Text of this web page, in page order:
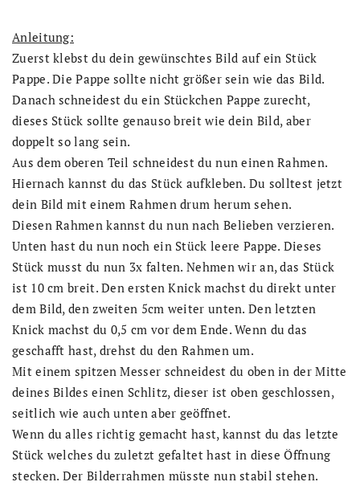
Anleitung:
Zuerst klebst du dein gewünschtes Bild auf ein Stück
Pappe. Die Pappe sollte nicht größer sein wie das Bild.
Danach schneidest du ein Stückchen Pappe zurecht,
dieses Stück sollte genauso breit wie dein Bild, aber
doppelt so lang sein.
Aus dem oberen Teil schneidest du nun einen Rahmen.
Hiernach kannst du das Stück aufkleben. Du solltest jetzt
dein Bild mit einem Rahmen drum herum sehen.
Diesen Rahmen kannst du nun nach Belieben verzieren.
Unten hast du nun noch ein Stück leere Pappe. Dieses
Stück musst du nun 3x falten. Nehmen wir an, das Stück
ist 10 cm breit. Den ersten Knick machst du direkt unter
dem Bild, den zweiten 5cm weiter unten. Den letzten
Knick machst du 0,5 cm vor dem Ende. Wenn du das
geschafft hast, drehst du den Rahmen um.
Mit einem spitzen Messer schneidest du oben in der Mitte
deines Bildes einen Schlitz, dieser ist oben geschlossen,
seitlich wie auch unten aber geöffnet.
Wenn du alles richtig gemacht hast, kannst du das letzte
Stück welches du zuletzt gefaltet hast in diese Öffnung
stecken. Der Bilderrahmen müsste nun stabil stehen.